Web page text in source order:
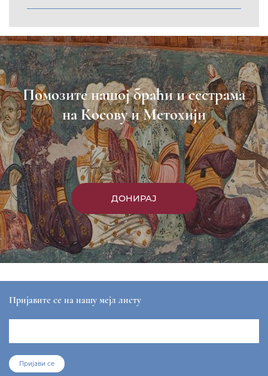
Помозите нашој браћи и сестрама
на Косову и Метохији
ДОНИРАЈ
Пријавите се на нашу мејл листу
Пријави се